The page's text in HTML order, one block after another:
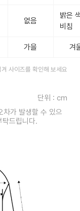
없음
밝은
비침
가을 겨
사이즈를 확인해 보세요
단위 : cm
가 발생할 수 있으
드립니다.